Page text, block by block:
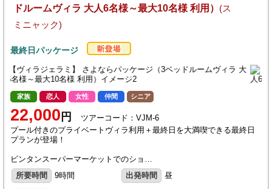
ドルームヴィラ 大人6名様～最大10名様 利用） (ス
ミニャック)
最終日パッケージ
家族 恋人 女性 仲間 シニア
22,000 円
ツアーコード：VJM-6
プール付きのプライベートヴィラ利用＋最終日を大満喫できる最終日
プランが登場！
ビンタンスーパーマーケットでのショ…
所要時間
9時間 出発時間 昼